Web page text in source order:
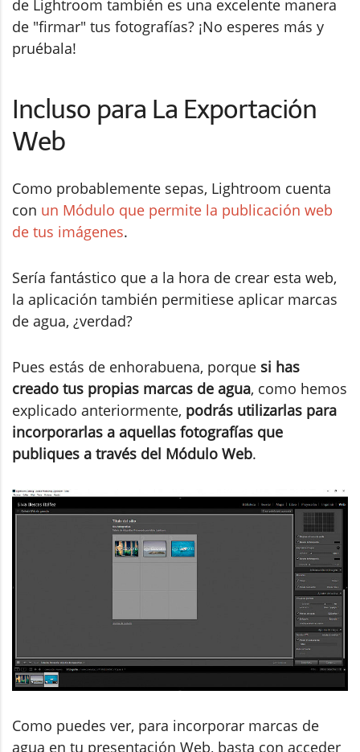
de Lightroom también es una excelente manera
de "firmar" tus fotografías? ¡No esperes más y
pruébala!
Incluso para La Exportación
Web
Como probablemente sepas, Lightroom cuenta
con un Módulo que permite la publicación web
de tus imágenes.
Sería fantástico que a la hora de crear esta web,
la aplicación también permitiese aplicar marcas
de agua, ¿verdad?
Pues estás de enhorabuena, porque si has
creado tus propias marcas de agua, como hemos
explicado anteriormente, podrás utilizarlas para
incorporarlas a aquellas fotografías que
publiques a través del Módulo Web.
Como puedes ver, para incorporar marcas de
agua en tu presentación Web, basta con acceder